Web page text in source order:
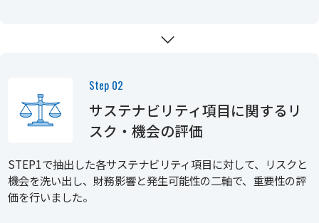
Step 02
サステナビリティ項目に関するリ
スク・機会の評価
STEP1で抽出した各サステナビリティ項目に対して、リスクと
機会を洗い出し、財務影響と発生可能性の二軸で、重要性の評
価を行いました。